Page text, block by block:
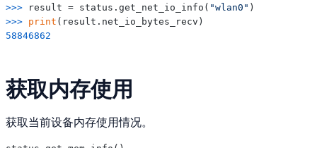
>>> result = status.get_net_io_info( "wlan0"
>>> print
58846862
获取内存使用
获取当前设备内存使用情况。